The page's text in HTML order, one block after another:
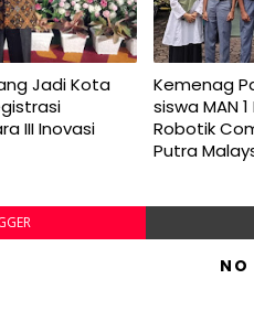
Jadi Kota
III Inovasi
Kemenag
siswa MAN
Robotik
Putra
NO